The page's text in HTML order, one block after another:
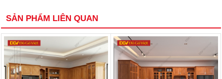
SẢN PHẨM LIÊN QUAN